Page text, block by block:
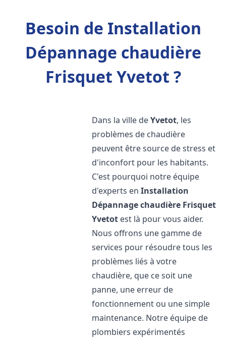
Besoin de Installation
Dépannage chaudière
Frisquet Yvetot ?
Dans la ville deYvetot, les
problèmes de chaudière
peuvent être source de stress et
d'inconfort pour les habitants.
C'est pourquoi notre équipe
d'experts enInstallation
Dépannage chaudière Frisquet
Yvetot est là pour vous aider.
Nous offrons une gamme de
services pour résoudre tous les
problèmes liés à votre
chaudière, que ce soit une
panne, une erreur de
fonctionnement ou une simple
maintenance. Notre équipe de
plombiers expérimentés